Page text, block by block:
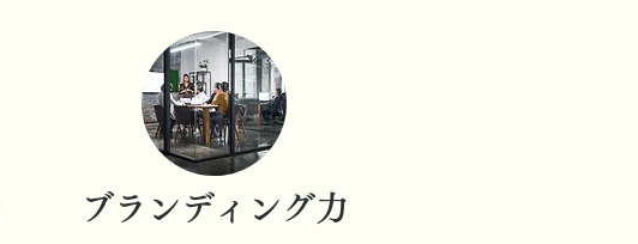
ブランディング力